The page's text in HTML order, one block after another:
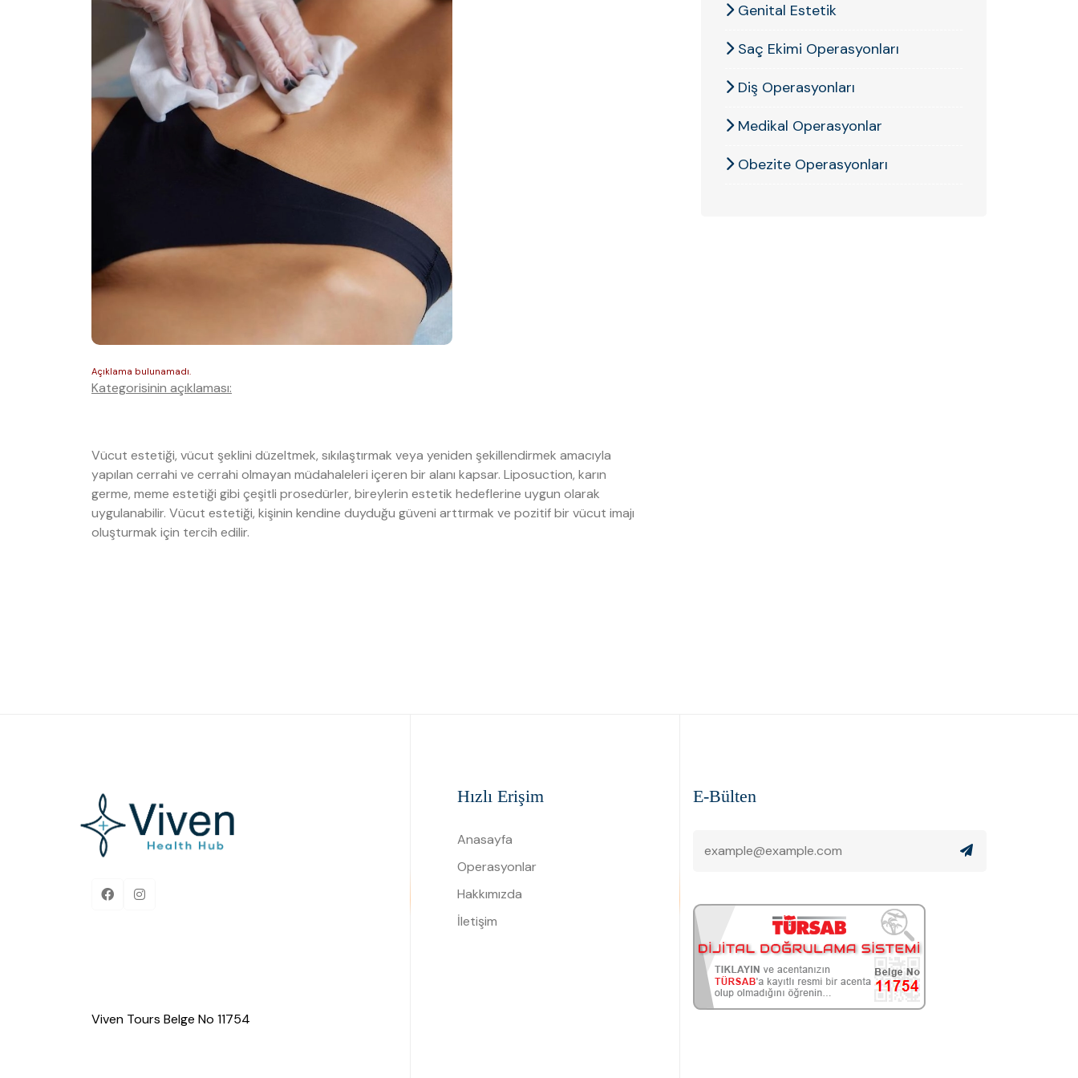
Açıklama bulunamadı.
Kategorisinin açıklaması:
Vücut estetiği, vücut şeklini düzeltmek, sıkılaştırmak veya yeniden şekillendirmek amacıyla
yapılan cerrahi ve cerrahi olmayan müdahaleleri içeren bir alanı kapsar. Liposuction, karın
germe, meme estetiği gibi çeşitli prosedürler, bireylerin estetik hedeflerine uygun olarak
uygulanabilir. Vücut estetiği, kişinin kendine duyduğu güveni arttırmak ve pozitif bir vücut imajı
oluşturmak için tercih edilir.
Genital Estetik
Saç Ekimi Operasyonları
Diş Operasyonları
Medikal Operasyonlar
Obezite Operasyonları
Hızlı Erişim
Anasayfa
Operasyonlar
Hakkımızda
İletişim
E-Bülten
Viven Tours Belge No 11754